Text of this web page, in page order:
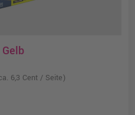
6,3 Cent / Seite)